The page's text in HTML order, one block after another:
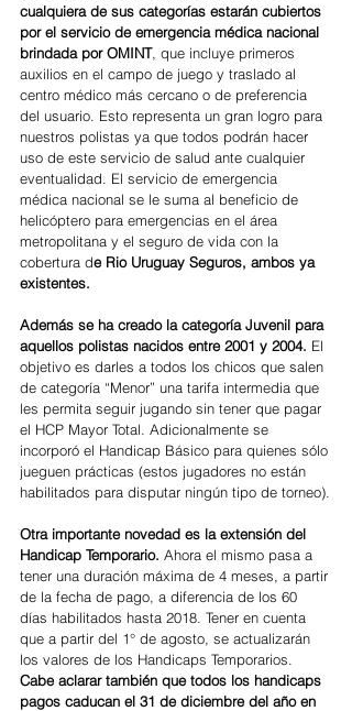
cualquiera de sus categorías estarán cubiertos
por el servicio de emergencia médica nacional
brindada por OMINT, que incluye primeros
auxilios en el campo de juego y traslado al
centro médico más cercano o de preferencia
del usuario. Esto representa un gran logro para
nuestros polistas ya que todos podrán hacer
uso de este servicio de salud ante cualquier
eventualidad. El servicio de emergencia
médica nacional se le suma al beneficio de
helicóptero para emergencias en el área
metropolitana y el seguro de vida con la
cobertura de Rio Uruguay Seguros, ambos ya
existentes.
Además se ha creado la categoría Juvenil para
aquellos polistas nacidos entre 2001 y 2004. El
objetivo es darles a todos los chicos que salen
de categoría “Menor” una tarifa intermedia que
les permita seguir jugando sin tener que pagar
el HCP Mayor Total. Adicionalmente se
incorporó el Handicap Básico para quienes sólo
jueguen prácticas (estos jugadores no están
habilitados para disputar ningún tipo de torneo).
Otra importante novedad es la extensión del
Handicap Temporario. Ahora el mismo pasa a
tener una duración máxima de 4 meses, a partir
de la fecha de pago, a diferencia de los 60
días habilitados hasta 2018. Tener en cuenta
que a partir del 1° de agosto, se actualizarán
los valores de los Handicaps Temporarios.
Cabe aclarar también que todos los handicaps
pagos caducan el 31 de diciembre del año en